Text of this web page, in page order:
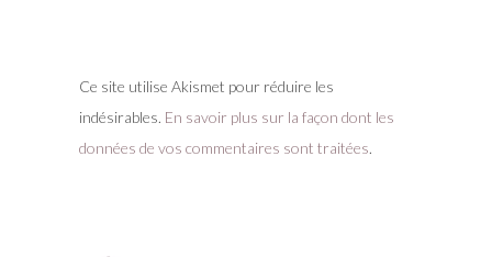
Ce site utilise Akismet pour réduire les
indésirables. En savoir plus sur la façon dont les
données de vos commentaires sont traitées.